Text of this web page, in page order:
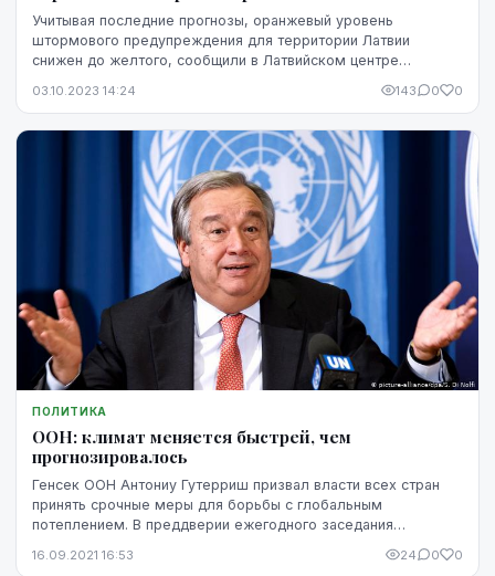
Учитывая последние прогнозы, оранжевый уровень
штормового предупреждения для территории Латвии
снижен до желтого, сообщили в Латвийском центре
03.10.2023 14:24 143 0 0
ПОЛИТИКА
ООН: климат меняется быстрей, чем
прогнозировалось
Генсек ООН Антониу Гутерриш призвал власти всех стран
принять срочные меры для борьбы с глобальным
потеплением. В преддверии ежегодного заседания
не...
16.09.2021 16:53 24 0 0